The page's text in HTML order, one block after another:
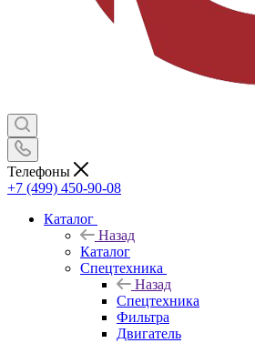
Телефоны
+7 (499) 450-90-08
Каталог
Назад
Каталог
Спецтехника
Назад
Спецтехника
Фильтра
Двигатель